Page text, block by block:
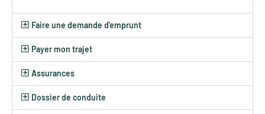
Faire une demande d'emprunt
Payer mon trajet
Assurances
Dossier de conduite